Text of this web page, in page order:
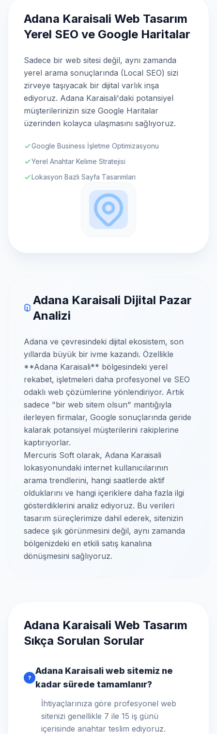
Adana Karaisali Web Tasarım
Yerel SEO ve Google Haritalar
Sadece bir web sitesi değil, aynı zamanda
yerel arama sonuçlarında (Local SEO) sizi
zirveye taşıyacak bir dijital varlık inşa
ediyoruz. Adana Karaisali'daki potansiyel
müşterilerinizin size Google Haritalar
üzerinden kolayca ulaşmasını sağlıyoruz.
Google Business İşletme Optimizasyonu
Yerel Anahtar Kelime Stratejisi
Lokasyon Bazlı Sayfa Tasarımları
Adana Karaisali Dijital Pazar
Analizi
Adana ve çevresindeki dijital ekosistem, son
yıllarda büyük bir ivme kazandı. Özellikle
**Adana Karaisali** bölgesindeki yerel
rekabet, işletmeleri daha profesyonel ve SEO
odaklı web çözümlerine yönlendiriyor. Artık
sadece "bir web sitem olsun" mantığıyla
ilerleyen firmalar, Google sonuçlarında geride
kalarak potansiyel müşterilerini rakiplerine
kaptırıyorlar.
Mercuris Soft olarak, Adana Karaisali
lokasyonundaki internet kullanıcılarının
arama trendlerini, hangi saatlerde aktif
olduklarını ve hangi içeriklere daha fazla ilgi
gösterdiklerini analiz ediyoruz. Bu verileri
tasarım süreçlerimize dahil ederek, sitenizin
sadece şık görünmesini değil, aynı zamanda
bölgenizdeki en etkili satış kanalına
dönüşmesini sağlıyoruz.
Adana Karaisali Web Tasarım
Sıkça Sorulan Sorular
?
Adana Karaisali web sitemiz ne
kadar sürede tamamlanır?
İhtiyaçlarınıza göre profesyonel web
sitenizi genellikle 7 ile 15 iş günü
içerisinde anahtar teslim ediyoruz.